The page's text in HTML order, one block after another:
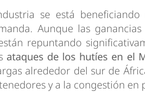
se está
Aunque las
repuntando
ataques de los hutíes en el
alrededor del sur de
y a la congestión en